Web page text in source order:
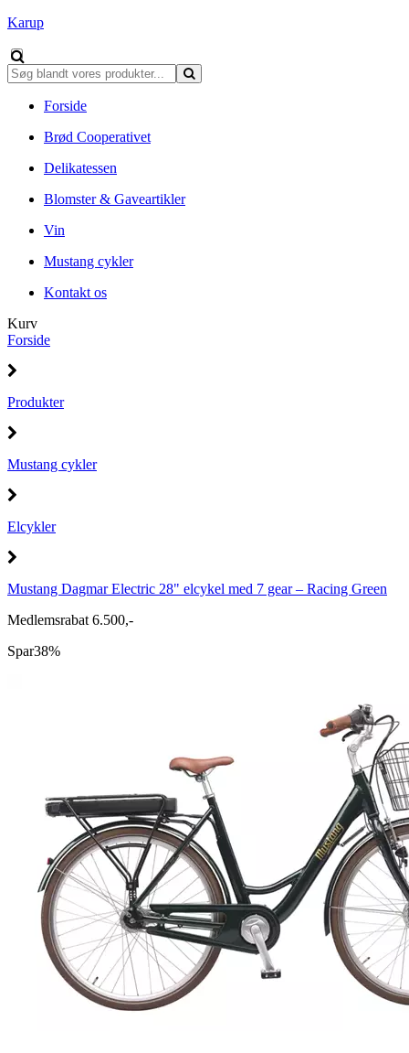
Karup
Forside
Brød Cooperativet
Delikatessen
Blomster & Gaveartikler
Vin
Mustang cykler
Kontakt os
Kurv
Forside
Produkter
Mustang cykler
Elcykler
Mustang Dagmar Electric 28" elcykel med 7 gear – Racing Green
Medlemsrabat 6.500,-
Spar38%